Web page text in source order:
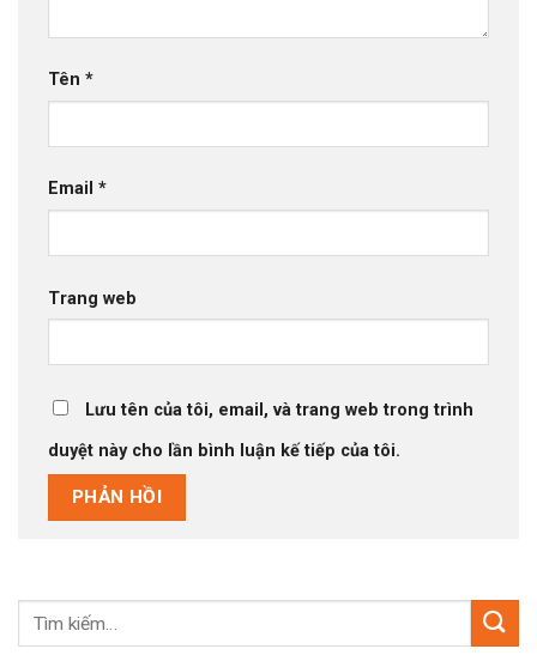
Tên *
Email *
Trang web
Lưu tên của tôi, email, và trang web trong trình
duyệt này cho lần bình luận kế tiếp của tôi.
Tìm